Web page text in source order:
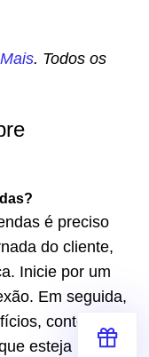
. Todos os
é preciso
do cliente,
Inicie por um
Em seguida,
contorne as
esteja pronto